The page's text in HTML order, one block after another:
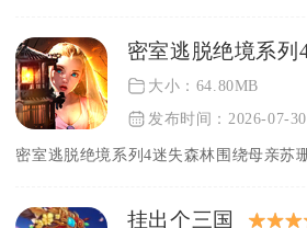
大小：64.80MB
发布时间：2026-07-30
挂出个三国